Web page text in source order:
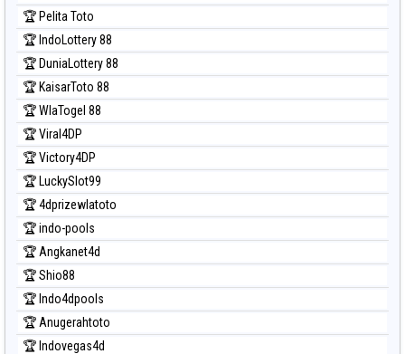
🏆 Pelita Toto
🏆 IndoLottery 88
🏆 DuniaLottery 88
🏆 KaisarToto 88
🏆 WlaTogel 88
🏆 Viral4DP
🏆 Victory4DP
🏆 LuckySlot99
🏆 4dprizewlatoto
🏆 indo-pools
🏆 Angkanet4d
🏆 Shio88
🏆 Indo4dpools
🏆 Anugerahtoto
🏆 Indovegas4d